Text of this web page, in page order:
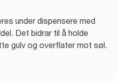
under dispensere med
Det bidrar til å holde
gulv og overflater mot søl.